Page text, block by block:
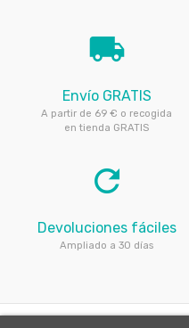
local_shipping
Envío GRATIS
A partir de 69 € o recogida
en tienda GRATIS
refresh
Devoluciones fáciles
Ampliado a 30 días